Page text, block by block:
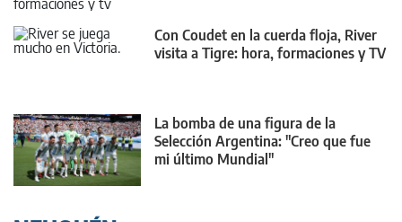
Con Coudet en la cuerda floja, River
visita a Tigre: hora, formaciones y TV
La bomba de una figura de la
Selección Argentina: "Creo que fue
mi último Mundial"